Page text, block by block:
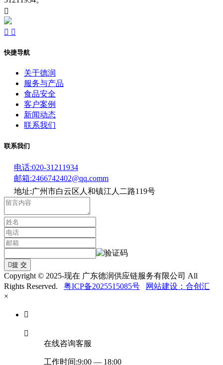

 
快捷导航
关于德润
服务与产品
食品安全
客户案例
新闻动态
联系我们
联系我们
电话:020-31211934
邮箱:2466742402@qq.comm
地址:广州市白云区人和镇江人二路119号
提 交
Copyright © 2025-现在 广东德润供应链服务有限公司 All
Rights Reserved.
粤ICP备2025515085号
网站建设：合创汇
×


在线咨询客服
工作时间:9:00 — 18:00